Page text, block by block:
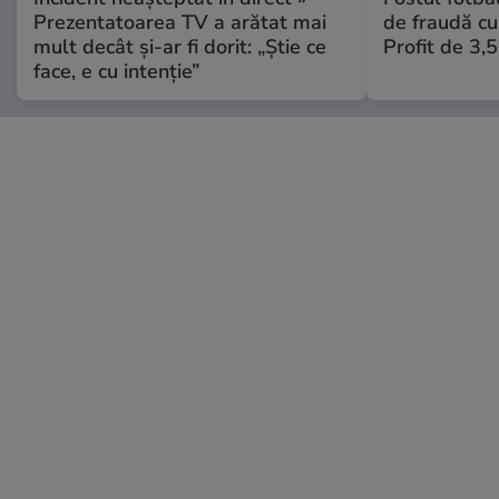
Prezentatoarea TV a arătat mai
mult decât și-ar fi dorit: „Știe ce
face, e cu intenție”
de fraudă
Profit de